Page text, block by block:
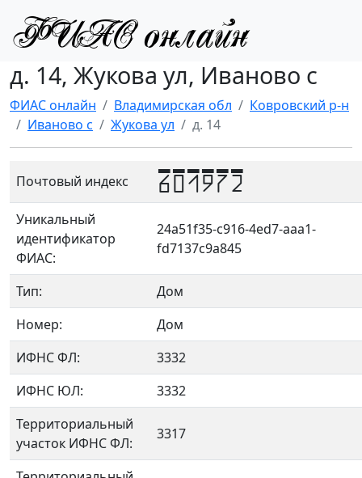
д. 14, Жукова ул, Иваново с
ФИАС онлайн Владимирская обл
Ковровский р-н
Иваново с
Жукова ул д. 14
Почтовый индекс 601972
Уникальный
идентификатор
ФИАС:
24a51f35-c916-4ed7-aaa1-
fd7137c9a845
Тип:
Дом
Номер:
Дом
ИФНС ФЛ:
3332
ИФНС ЮЛ:
3332
Территориальный
участок ИФНС ФЛ:
3317